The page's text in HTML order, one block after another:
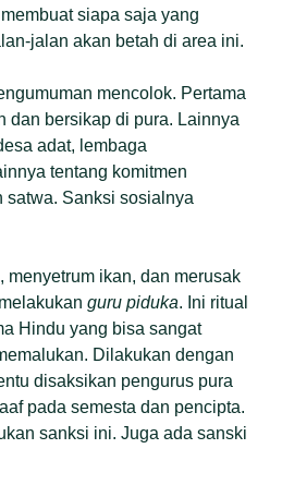
siapa saja yang
jalan akan betah di area ini.
mencolok. Pertama
dan bersikap di pura. Lainnya
adat, lembaga
tentang komitmen
satwa. Sanksi sosialnya
menyetrum ikan, dan merusak
guru piduka. Ini ritual
Hindu yang bisa sangat
Dilakukan dengan
disaksikan pengurus pura
pada semesta dan pencipta.
sanksi ini. Juga ada sanski